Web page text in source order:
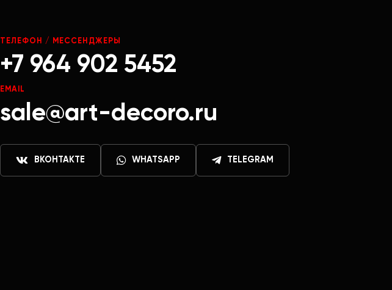
ТЕЛЕФОН / МЕССЕНДЖЕРЫ
+7 964 902 5452
EMAIL
sale@art-decoro.ru
ВКОНТАКТЕ WHATSAPP TELEGRAM